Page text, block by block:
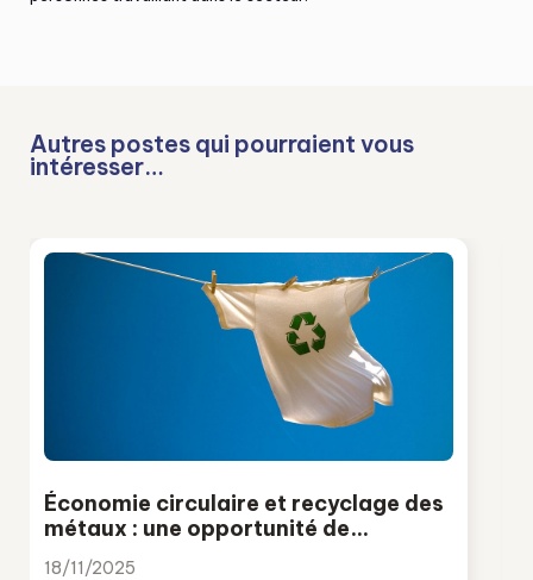
Autres postes qui pourraient vous
intéresser…
Économie circulaire et recyclage des
métaux : une opportunité de
décarbonation
18/11/2025